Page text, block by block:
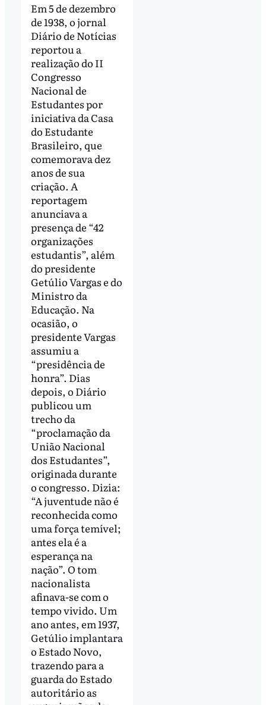
Em 5 de dezembro
de 1938, o jornal
Diário de Notícias
reportou a
realização do II
Congresso
Nacional de
Estudantes por
iniciativa da Casa
do Estudante
Brasileiro, que
comemorava dez
anos de sua
criação. A
reportagem
anunciava a
presença de “42
organizações
estudantis”, além
do presidente
Getúlio Vargas e do
Ministro da
Educação. Na
ocasião, o
presidente Vargas
assumiu a
“presidência de
honra”. Dias
depois, o Diário
publicou um
trecho da
“proclamação da
União Nacional
dos Estudantes”,
originada durante
o congresso. Dizia:
“A juventude não é
reconhecida como
uma força temível;
antes ela é a
esperança na
nação”. O tom
nacionalista
afinava-se com o
tempo vivido. Um
ano antes, em 1937,
Getúlio implantara
o Estado Novo,
trazendo para a
guarda do Estado
autoritário as